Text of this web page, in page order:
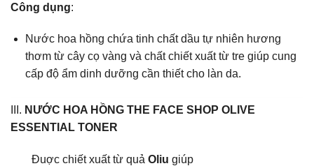
Công dụng:
Nước hoa hồng chứa tinh chất dầu tự nhiên hương
thơm từ cây cọ vàng và chất chiết xuất từ tre giúp cung
cấp độ ẩm dinh dưỡng cần thiết cho làn da.
III. NƯỚC HOA HỒNG THE FACE SHOP OLIVE
ESSENTIAL TONER
Đuợc chiết xuất từ quả Oliu giúp